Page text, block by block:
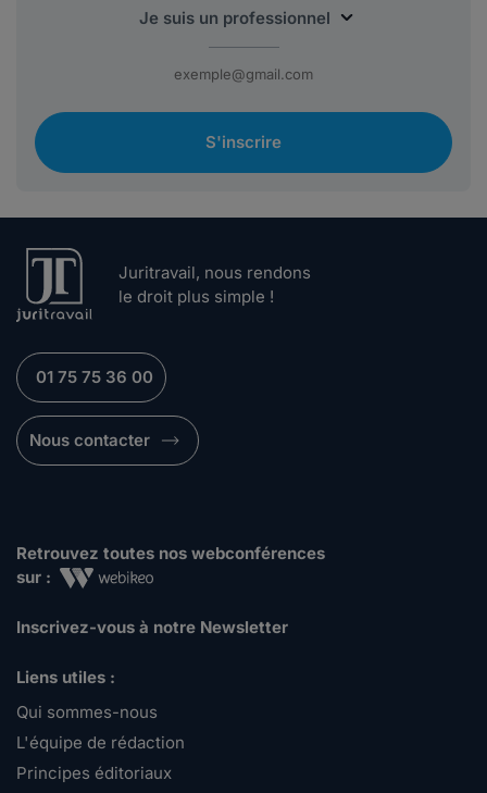
S'inscrire
Juritravail, nous rendons
le droit plus simple !
01 75 75 36 00
Nous contacter
Retrouvez toutes nos webconférences
sur :
Inscrivez-vous à notre Newsletter
Liens utiles :
Qui sommes-nous
L'équipe de rédaction
Principes éditoriaux